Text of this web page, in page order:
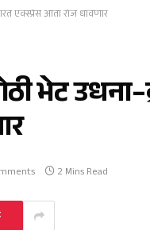
एक्स्प्रेस आता रोज धावणार
भेट
2 Mins Read